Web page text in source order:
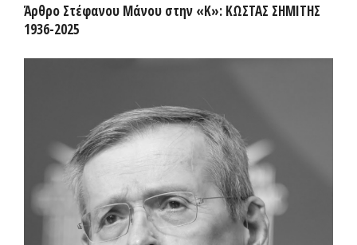
Άρθρο Στέφανου Μάνου στην «Κ»: ΚΩΣΤΑΣ ΣΗΜΙΤΗΣ
1936-2025